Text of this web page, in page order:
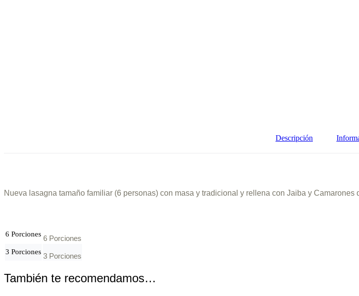
Descripción
Nueva lasagna tamaño familiar (6 personas) con masa y tradicional y rellena con Jaiba y
6 Porciones 6 Porciones
3 Porciones 3 Porciones
También te recomendamos…